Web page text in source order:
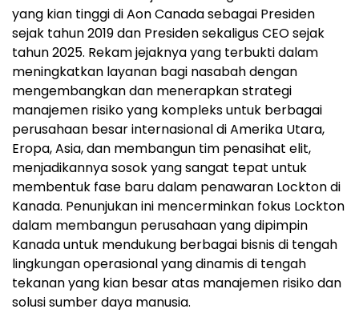
yang kian tinggi di Aon Canada sebagai Presiden
sejak tahun 2019 dan Presiden sekaligus CEO sejak
tahun 2025. Rekam jejaknya yang terbukti dalam
meningkatkan layanan bagi nasabah dengan
mengembangkan dan menerapkan strategi
manajemen risiko yang kompleks untuk berbagai
perusahaan besar internasional di Amerika Utara,
Eropa, Asia, dan membangun tim penasihat elit,
menjadikannya sosok yang sangat tepat untuk
membentuk fase baru dalam penawaran Lockton di
Kanada. Penunjukan ini mencerminkan fokus Lockton
dalam membangun perusahaan yang dipimpin
Kanada untuk mendukung berbagai bisnis di tengah
lingkungan operasional yang dinamis di tengah
tekanan yang kian besar atas manajemen risiko dan
solusi sumber daya manusia.